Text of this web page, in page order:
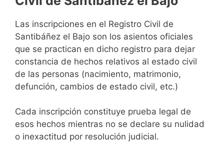
Las inscripciones en el Registro Civil de
Santibáñez el Bajo son los asientos oficiales
que se practican en dicho registro para dejar
constancia de hechos relativos al estado civil
de las personas (nacimiento, matrimonio,
defunción, cambios de estado civil, etc.)
Cada inscripción constituye prueba legal de
esos hechos mientras no se declare su nulidad
o inexactitud por resolución judicial.